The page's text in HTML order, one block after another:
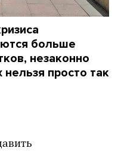
больше
незаконно
просто так